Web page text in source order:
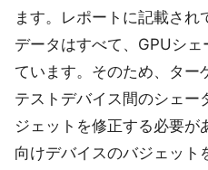
ます。レポートに記載され
データはすべて、GPUシ
ています。そのため、ター
テストデバイス間のシェー
ジェットを修正する必要が
向けデバイスのバジェット